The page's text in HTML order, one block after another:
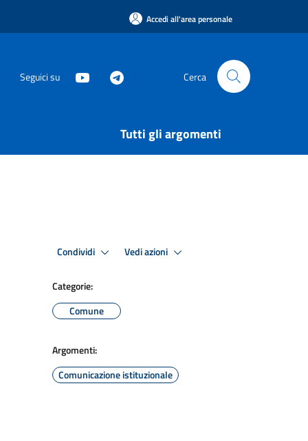
Accedi all'area personale
Seguici su Cerca
Tutti gli argomenti
Condividi Vedi azioni
Categorie:
Comune
Argomenti:
Comunicazione istituzionale